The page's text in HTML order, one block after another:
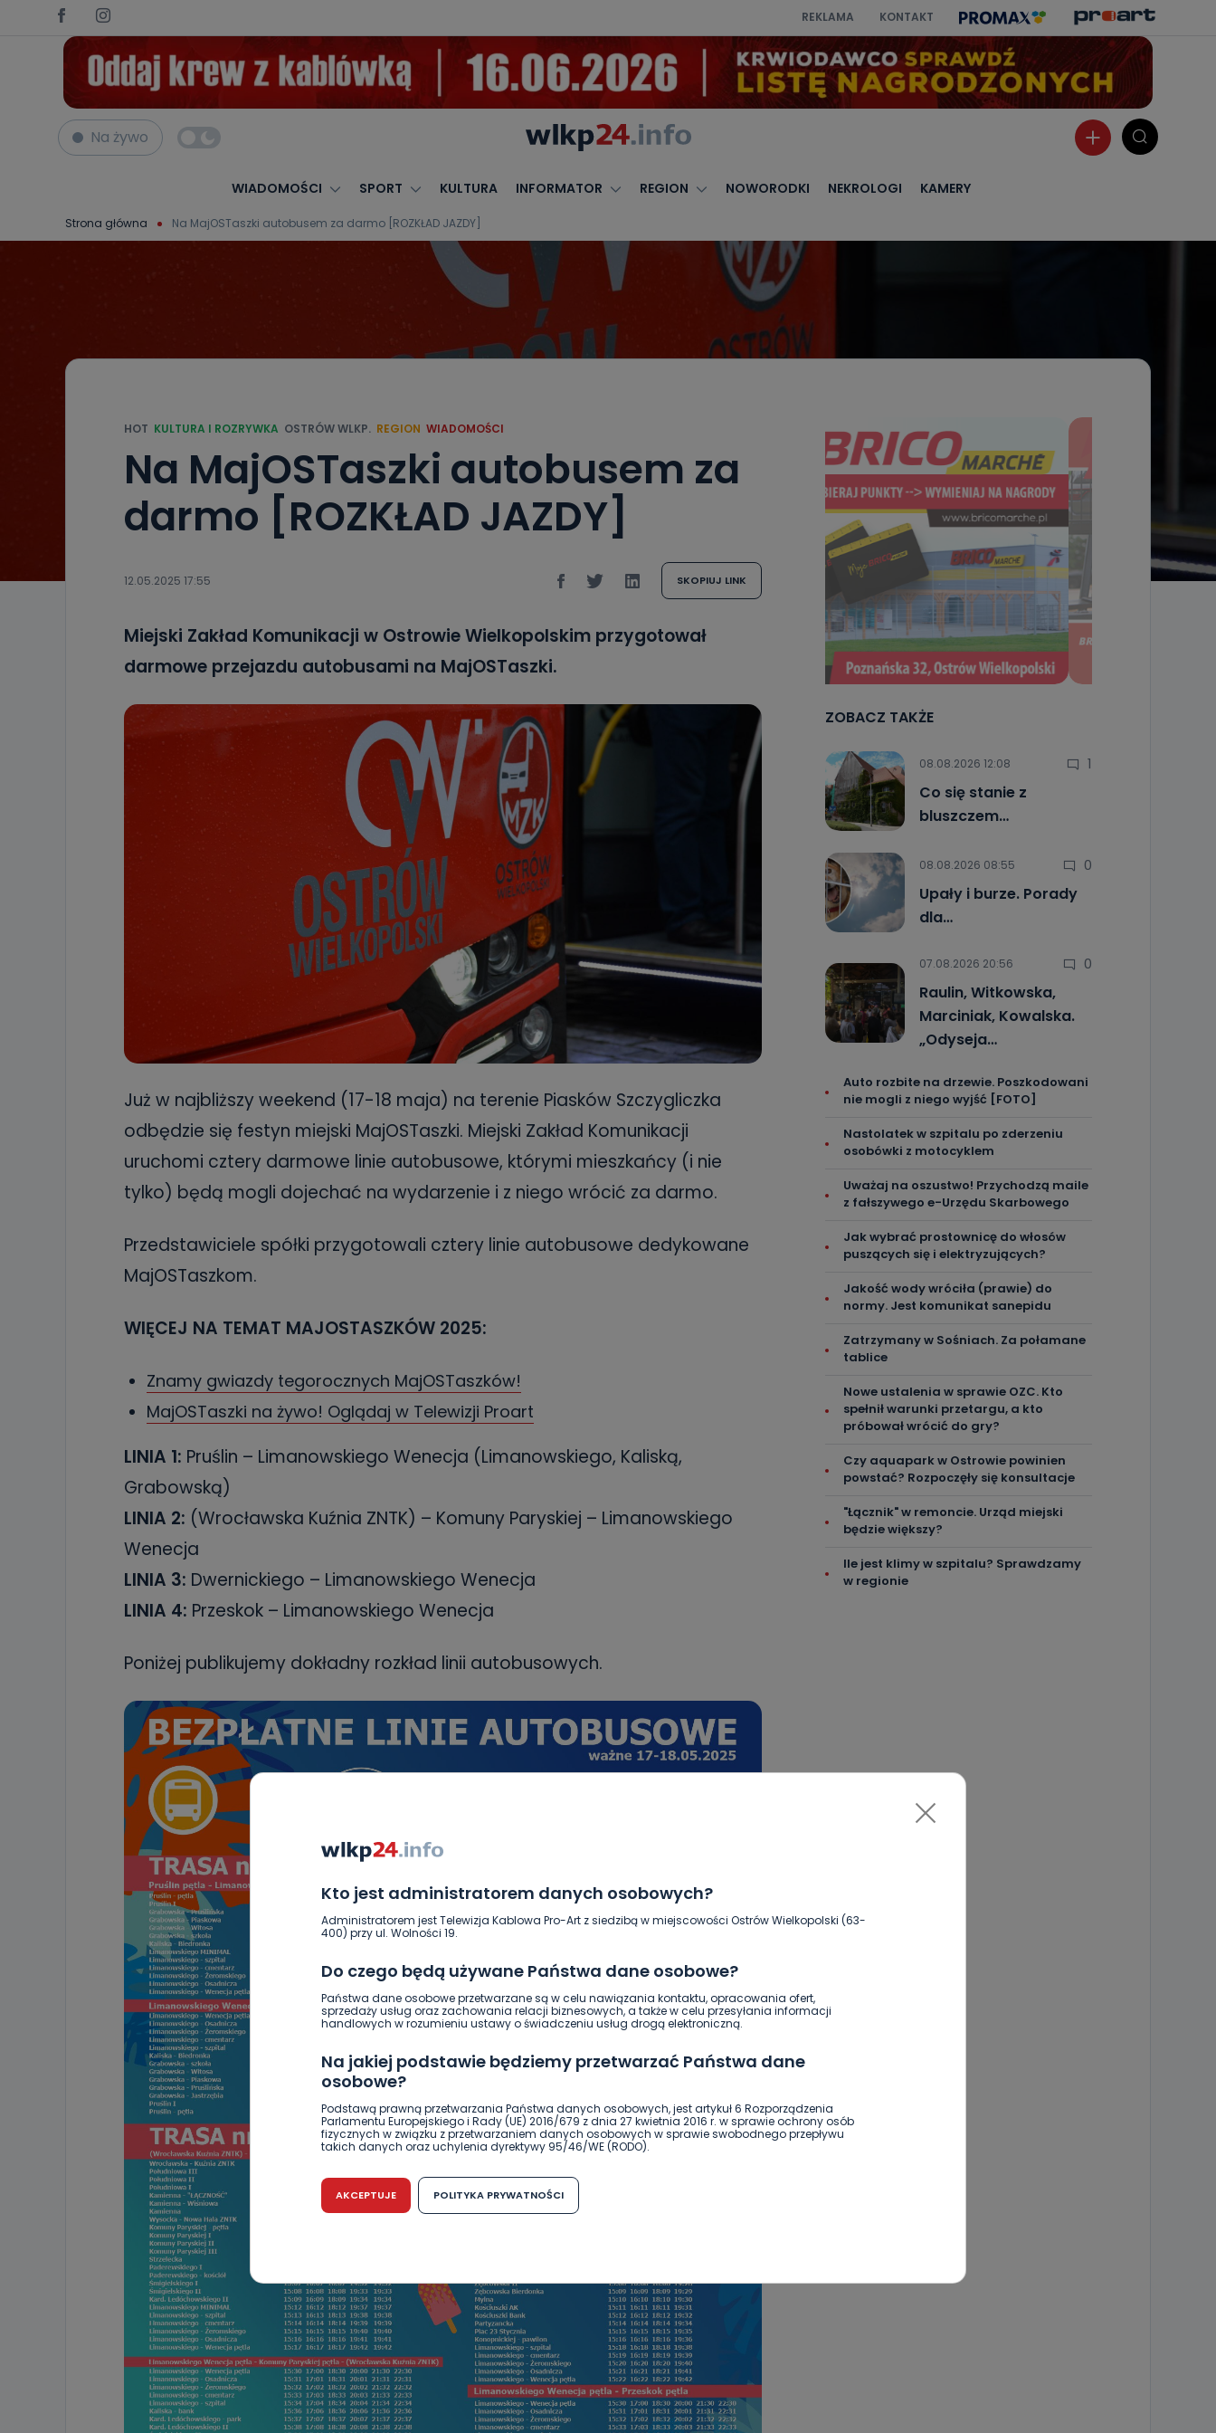
REKLAMA KONTAKT
Na żywo
WIADOMOŚCI SPORT KULTURA INFORMATOR REGION NOWORODKI NEKROLOGI KAMERY
Strona główna Na MajOSTaszki autobusem za darmo [ROZKŁAD JAZDY]
Kto jest administratorem danych osobowych?
Administratorem jest Telewizja Kablowa Pro-Art z siedzibą w miejscowości Ostrów Wielkopolski (63-
400) przy ul. Wolności 19.
Do czego będą używane Państwa dane osobowe?
Państwa dane osobowe przetwarzane są w celu nawiązania kontaktu, opracowania ofert,
sprzedaży usług oraz zachowania relacji biznesowych, a także w celu przesyłania informacji
handlowych w rozumieniu ustawy o świadczeniu usług drogą elektroniczną.
Na jakiej podstawie będziemy przetwarzać Państwa dane
osobowe?
Podstawą prawną przetwarzania Państwa danych osobowych, jest artykuł 6 Rozporządzenia
Parlamentu Europejskiego i Rady (UE) 2016/679 z dnia 27 kwietnia 2016 r. w sprawie ochrony osób
fizycznych w związku z przetwarzaniem danych osobowych w sprawie swobodnego przepływu
takich danych oraz uchylenia dyrektywy 95/46/WE (RODO).
Czy jest możliwość cofnięcia zgody?
Podanie danych osobowych jest dobrowolne, nie jest wymogiem ustawowym lub umownym oraz
Kiedy i komu możemy przekazać Państwa dane?
Telewizja Kablowa Pro-Art z siedzibą w miejscowości Ostrów Wielkopolski (63-400) przy ul. Wolności
19 nie przekazuje Państwa danych osobowych podmiotom trzecim, jak również nie są one
wykorzystywane w procesach zautomatyzowanego profilowania.
Co mogą Państwo zrobić z przekazanymi nam danymi?
Po wyrażeniu zgody na przetwarzanie danych osobowych, mają Państwo prawo do żądania od
AKCEPTUJE POLITYKA PRYWATNOŚCI
HOT KULTURA I ROZRYWKA OSTRÓW WLKP. REGION WIADOMOŚCI
Na MajOSTaszki autobusem za
darmo [ROZKŁAD JAZDY]
12.05.2025 17:55 SKOPIUJ LINK
Miejski Zakład Komunikacji w Ostrowie Wielkopolskim przygotował
darmowe przejazdu autobusami na MajOSTaszki.
Już w najbliższy weekend (17-18 maja) na terenie Piasków Szczygliczka
odbędzie się festyn miejski MajOSTaszki. Miejski Zakład Komunikacji
uruchomi cztery darmowe linie autobusowe, którymi mieszkańcy (i nie
tylko) będą mogli dojechać na wydarzenie i z niego wrócić za darmo.
Przedstawiciele spółki przygotowali cztery linie autobusowe dedykowane
MajOSTaszkom.
WIĘCEJ NA TEMAT MAJOSTASZKÓW 2025:
Znamy gwiazdy tegorocznych MajOSTaszków!
MajOSTaszki na żywo! Oglądaj w Telewizji Proart
LINIA 1: Pruślin – Limanowskiego Wenecja (Limanowskiego, Kaliską,
Grabowską)
LINIA 2: (Wrocławska Kuźnia ZNTK) – Komuny Paryskiej – Limanowskiego
Wenecja
LINIA 3: Dwernickiego – Limanowskiego Wenecja
LINIA 4: Przeskok – Limanowskiego Wenecja
Poniżej publikujemy dokładny rozkład linii autobusowych.
ZOBACZ TAKŻE
08.08.2026 12:08 1
Co się stanie z
bluszczem…
08.08.2026 08:55 0
Upały i burze. Porady
dla…
07.08.2026 20:56 0
Raulin, Witkowska,
Marciniak, Kowalska.
„Odyseja…
Auto rozbite na drzewie. Poszkodowani
nie mogli z niego wyjść [FOTO]
Nastolatek w szpitalu po zderzeniu
osobówki z motocyklem
Uważaj na oszustwo! Przychodzą maile
z fałszywego e-Urzędu Skarbowego
Jak wybrać prostownicę do włosów
puszących się i elektryzujących?
Jakość wody wróciła (prawie) do
normy. Jest komunikat sanepidu
Zatrzymany w Sośniach. Za połamane
tablice
Nowe ustalenia w sprawie OZC. Kto
spełnił warunki przetargu, a kto
próbował wrócić do gry?
Czy aquapark w Ostrowie powinien
powstać? Rozpoczęły się konsultacje
"Łącznik" w remoncie. Urząd miejski
będzie większy?
Ile jest klimy w szpitalu? Sprawdzamy
w regionie